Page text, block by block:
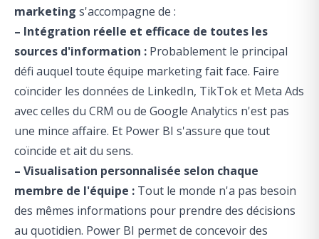
marketing s'accompagne de :
– Intégration réelle et efficace de toutes les
sources d'information : Probablement le principal
défi auquel toute équipe marketing fait face. Faire
coïncider les données de LinkedIn, TikTok et Meta Ads
avec celles du CRM ou de Google Analytics n'est pas
une mince affaire. Et Power BI s'assure que tout
coïncide et ait du sens.
– Visualisation personnalisée selon chaque
membre de l'équipe : Tout le monde n'a pas besoin
des mêmes informations pour prendre des décisions
au quotidien. Power BI permet de concevoir des